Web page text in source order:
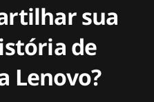
sua
de
Lenovo?